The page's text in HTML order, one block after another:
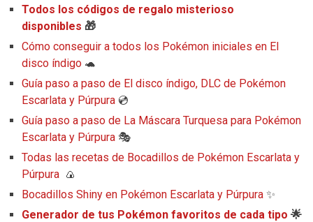
Todos los códigos de regalo misterioso
disponibles 🎁
Cómo conseguir a todos los Pokémon iniciales en El
disco índigo 🐢
Guía paso a paso de El disco índigo, DLC de Pokémon
Escarlata y Púrpura 💿
Guía paso a paso de La Máscara Turquesa para Pokémon
Escarlata y Púrpura 🎭
Todas las recetas de Bocadillos de Pokémon Escarlata y
Púrpura 🍙
Bocadillos Shiny en Pokémon Escarlata y Púrpura ✨
Generador de tus Pokémon favoritos de cada tipo 🌟